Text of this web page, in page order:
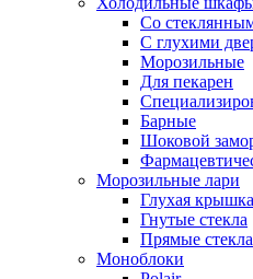
Со
С глухими
Морозильные
Для пекарен
Барные
Шоковой
Морозильные лари
Глухая крышка
Гнутые стекла
Прямые стекла
Моноблоки